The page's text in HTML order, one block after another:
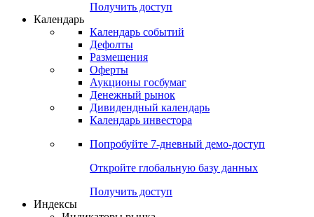
Попробуйте7-дневный
Откройте глобальную базу данных
Получить доступ
Календарь
Календарь событий
Дефолты
Размещения
Оферты
Денежный рынок
Календарь инвестора
Попробуйте7-дневный